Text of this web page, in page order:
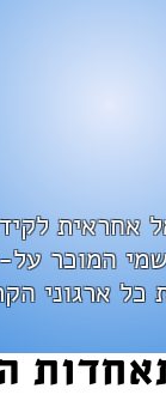
אחראית
המוכר
כל ארגוני